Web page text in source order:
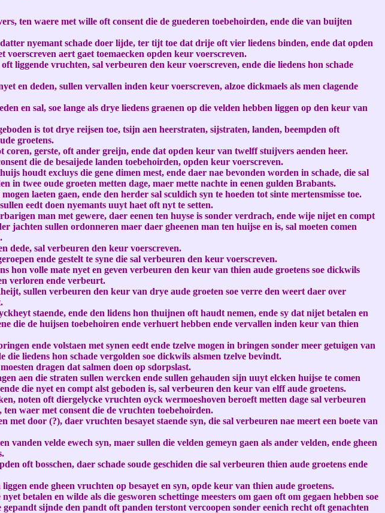
ten waere met wille oft consent die de guederen toebehoirden, ende die van buijten
nyemant schade doer lijde, ter tijt toe dat drije oft vier liedens binden, ende dat opden
voerscreven aert gaet toemaecken opden keur voerscreven.
liggende vruchten, sal verbeuren den keur voerscreven, ende die liedens hon schade
en deden, sullen vervallen inden keur voerscreven, alzoe dickmaels als men clagende
en sal, soe lange als drye liedens graenen op die velden hebben liggen op den keur van
is tot drye reijsen toe, tsijn aen heerstraten, sijstraten, landen, beempden oft
groetens.
gerste, oft ander greijn, ende dat opden keur van twelff stuijvers aenden heer.
die de besaijede landen toebehoirden, opden keur voerscreven.
houdt excluys die gene dimen mest, ende daer nae bevonden worden in schade, die sal
in twee oude groeten metten dage, maer mette nachte in eenen gulden Brabants.
laeten gaen, ende den herder sal sculdich syn te hoeden tot sinte mertensmisse toe.
eedt doen nyemants uuyt haet oft nyt te setten.
man met gewere, daer eenen ten huyse is sonder verdrach, ende wije nijet en compt
jachten sullen ordonneren maer daer gheenen man ten huijse en is, sal moeten comen
dede, sal verbeuren den keur voerscreven.
ende gestelt te syne die sal verbeuren den keur voerscreven.
volle mate nyet en geven verbeuren den keur van thien aude groetens soe dickwils
verloren ende verbeurt.
sullen verbeuren den keur van drye aude groeten soe verre den weert daer over
staende, ende den lidens hon thuijnen oft haudt nemen, ende sy dat nijet betalen en
die de huijsen toebehoiren ende verhuert hebben ende vervallen inden keur van thien
ende volstaen met synen eedt ende tzelve mogen in bringen sonder meer getuigen van
liedens hon schade vergolden soe dickwils alsmen tzelve bevindt.
dragen dat salmen doen op sdorpslast.
aen die straten sullen wercken ende sullen gehauden sijn uuyt elcken huijse te comen
die nyet en compt alst geboden is, sal verbeuren den keur van elff aude groetens.
noten oft diergelycke vruchten oyck wermoeshoven beroeft metten dage sal verbeuren
waer met consent die de vruchten toebehoirden.
door (?), daer vruchten besayet staende syn, die sal verbeuren nae meert een boete van
velde ewech syn, maer sullen die velden gemeyn gaen als ander velden, ende gheen
oft bosschen, daer schade soude geschiden die sal verbeuren thien aude groetens ende
ende gheen vruchten op besayet en syn, opde keur van thien aude groetens.
betalen en wilde als die gesworen schettinge meesters om gaen oft om gegaen hebben soe
sijnde den pandt oft panden terstont vercoopen sonder eenich recht oft genachten